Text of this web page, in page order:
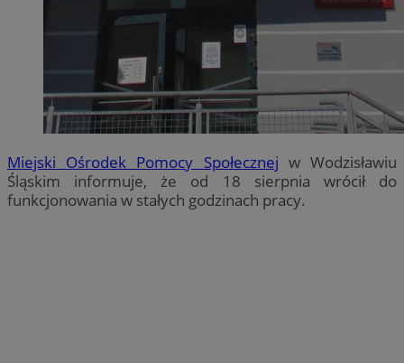
Miejski Ośrodek Pomocy Społecznej w Wodzisławiu
Śląskim informuje, że od 18 sierpnia wrócił do
funkcjonowania w stałych godzinach pracy.